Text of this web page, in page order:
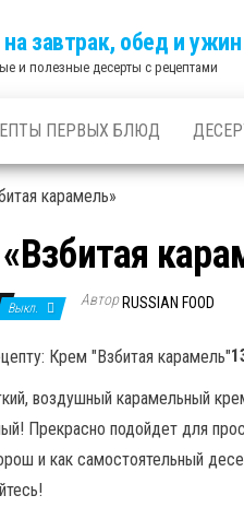
завтрак, обед и ужин
и полезные десерты с рецептами
ПЕРВЫХ БЛЮД
Выкл. Автор RUSSIAN FOOD
воздушный карамельный
Прекрасно подойдет для
и как самостоятельный